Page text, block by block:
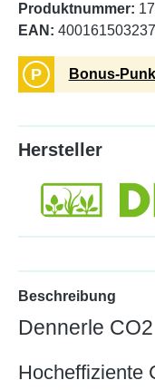
Produktnummer:
EAN:
P Bonus-
Hersteller
Beschreibung
Dennerle
Hocheffiziente